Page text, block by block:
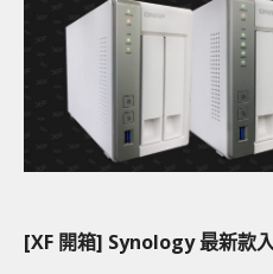
[XF 開箱] Synology 最新款